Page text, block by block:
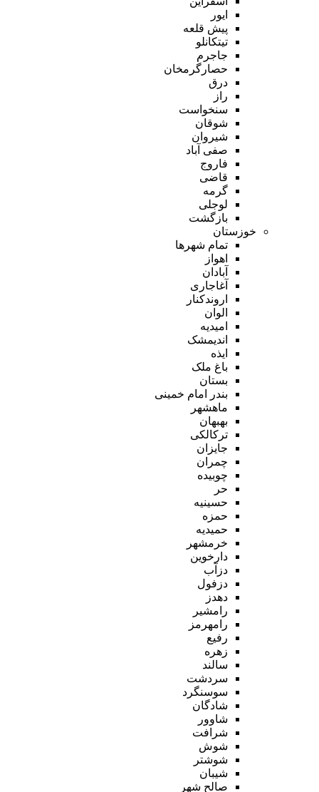
ایور
پیش قلعه
تیتکانلو
جاجرم
حصارگرمخان
درق
راز
سنخواست
شوقان
شیروان
صفی آباد
فاروج
قاضی
گرمه
لوجلی
بازگشت
خوزستان
تمام شهر‌ها
اهواز
آبادان
آغاجاری
اروندکنار
الوان
امیدیه
اندیمشک
ایذه
باغ ملک
بستان
بندر امام خمینی
ماهشهر
بهبهان
ترکالکی
جایزان
چمران
چوبیده
حر
حسینیه
حمزه
حمیدیه
خرمشهر
دارخوین
دزآب
دزفول
دهدز
رامشیر
رامهرمز
رفیع
زهره
سالند
سردشت
سوسنگرد
شادگان
شاوور
شرافت
شوش
شوشتر
شیبان
صالح شهر